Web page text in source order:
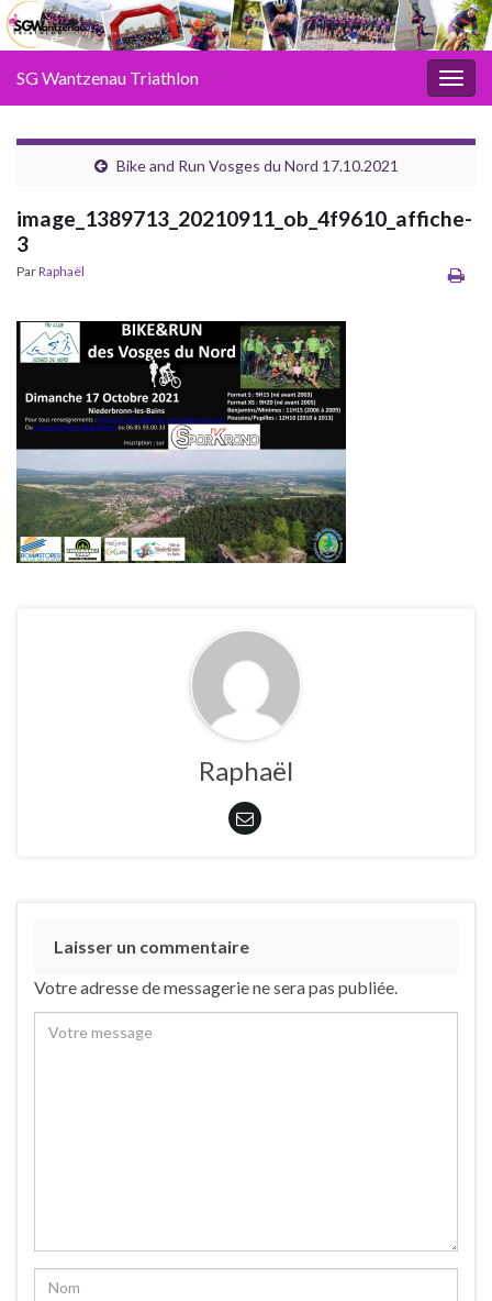
SG Wantzenau Triathlon
Bike and Run Vosges du Nord 17.10.2021
image_1389713_20210911_ob_4f9610_affiche-
3
ParRaphaël
Raphaël
Laisser un commentaire
Votre adresse de messagerie ne sera pas publiée.